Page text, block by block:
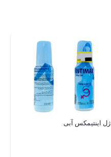
ژل اینتیمکس آبی